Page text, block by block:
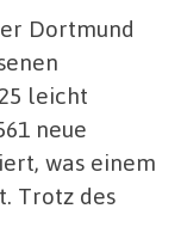
Dortmund
leicht
neue
was einem
Trotz des